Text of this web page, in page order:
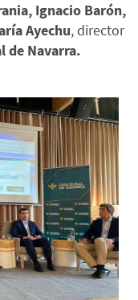
Ignacio Barón,
Ayechu, director
de Navarra.